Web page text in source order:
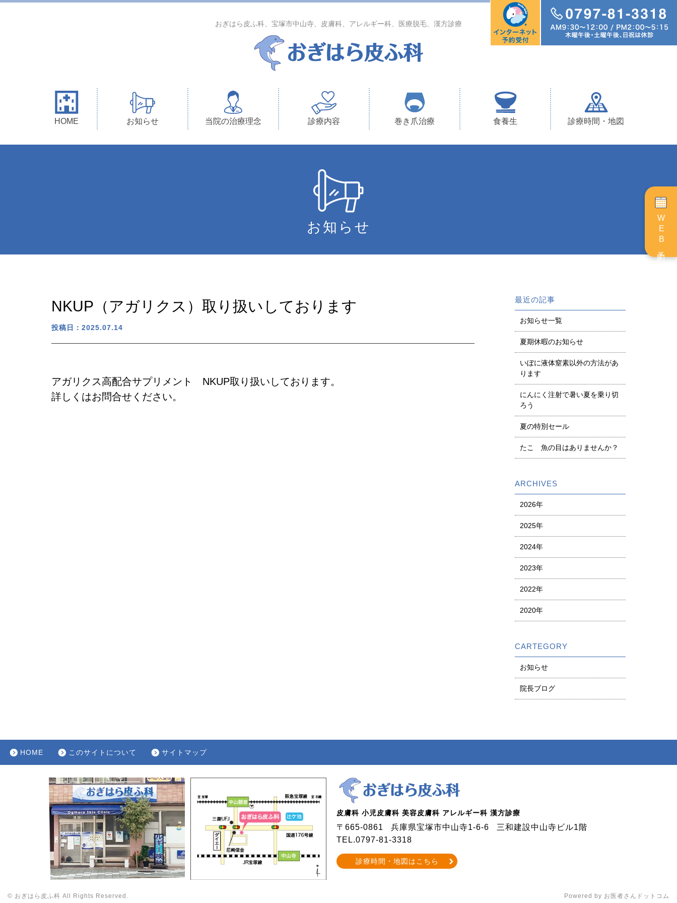
おぎはら皮ふ科、宝塚市中山寺、皮膚科、アレルギー科、医療脱毛、漢方診療
HOME お知らせ 当院の治療理念 診療内容 巻き爪治療 食養生 診療時間・地図
WEB予約
お知らせ
NKUP（アガリクス）取り扱いしております
投稿日：2025.07.14
アガリクス高配合サプリメント NKUP取り扱いしております。
詳しくはお問合せください。
最近の記事
お知らせ一覧
夏期休暇のお知らせ
いぼに液体窒素以外の方法があ
ります
にんにく注射で暑い夏を乗り切
ろう
夏の特別セール
たこ 魚の目はありませんか？
ARCHIVES
2026年
2025年
2024年
2023年
2022年
2020年
CARTEGORY
お知らせ
院長ブログ
HOME このサイトについて サイトマップ
皮膚科 小児皮膚科 美容皮膚科 アレルギー科 漢方診療
〒665-0861 兵庫県宝塚市中山寺1-6-6
三和建設中山寺ビル1階
TEL.0797-81-3318
診療時間・地図はこちら
© おぎはら皮ふ科 All Rights Reserved. Powered by お医者さんドットコム